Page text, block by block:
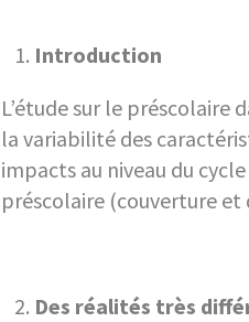
Introduction
L’étude sur le préscolaire
la variabilité des
impacts au niveau du
préscolaire (couverture et
Des réalités très